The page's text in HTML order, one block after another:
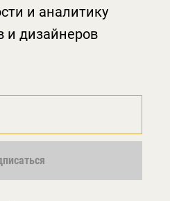
и аналитику
и дизайнеров